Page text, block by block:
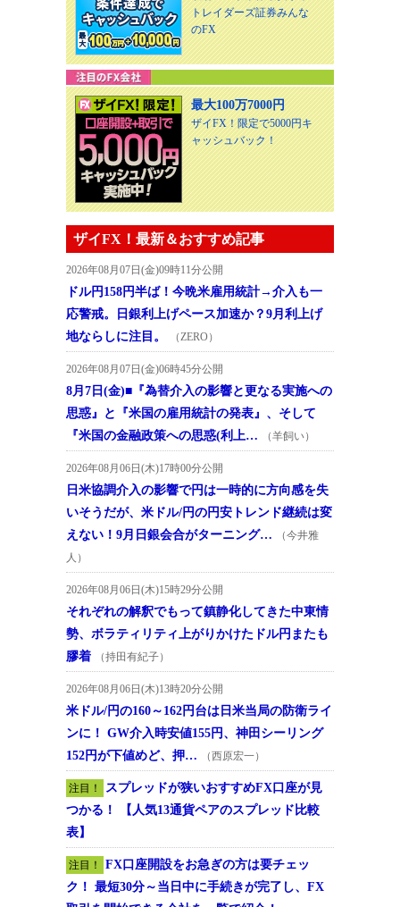
トレイダーズ証券みんな
のFX
最大100万7000円
ザイFX！限定で5000円キ
ャッシュバック！
ザイFX！最新＆おすすめ記事
2026年08月07日(金)09時11分公開
ドル円158円半ば！今晩米雇用統計→介入も一
応警戒。日銀利上げペース加速か？9月利上げ
地ならしに注目。
（ZERO）
2026年08月07日(金)06時45分公開
8月7日(金)■『為替介入の影響と更なる実施への
思惑』と『米国の雇用統計の発表』、そして
『米国の金融政策への思惑(利上…
（羊飼い）
2026年08月06日(木)17時00分公開
日米協調介入の影響で円は一時的に方向感を失
いそうだが、米ドル/円の円安トレンド継続は変
えない！9月日銀会合がターニング…
（今井雅
人）
2026年08月06日(木)15時29分公開
それぞれの解釈でもって鎮静化してきた中東情
勢、ボラティリティ上がりかけたドル円またも
膠着
（持田有紀子）
2026年08月06日(木)13時20分公開
米ドル/円の160～162円台は日米当局の防衛ライ
ンに！ GW介入時安値155円、神田シーリング
152円が下値めど、押…
（西原宏一）
注目！
スプレッドが狭いおすすめFX口座が見
つかる！ 【人気13通貨ペアのスプレッド比較
表】
注目！
FX口座開設をお急ぎの方は要チェッ
ク！ 最短30分～当日中に手続きが完了し、FX